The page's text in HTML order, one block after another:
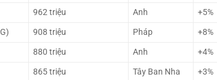
962 triệu Anh
+5%
908 triệu Pháp
+8%
880 triệu Anh
+4%
865 triệu Tây Ban Nha
+3%